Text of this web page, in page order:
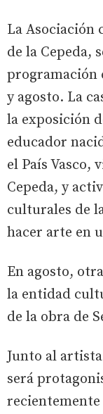
La Asociación
de la Cepeda,
programación
y agosto. La
la exposición
educador
el País Vasco,
Cepeda, y
culturales de
hacer arte en
En agosto,
la entidad
de la obra de
Junto al
será